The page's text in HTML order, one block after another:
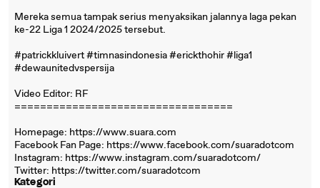
Mereka semua tampak serius menyaksikan jalannya laga pekan
ke-22 Liga 1 2024/2025 tersebut.
#patrickkluivert #timnasindonesia #erickthohir #liga1
#dewaunitedvspersija
Video Editor: RF
==================================
Homepage: https://www.suara.com
Facebook Fan Page: https://www.facebook.com/suaradotcom
Instagram: https://www.instagram.com/suaradotcom/
Twitter: https://twitter.com/suaradotcom
Kategori